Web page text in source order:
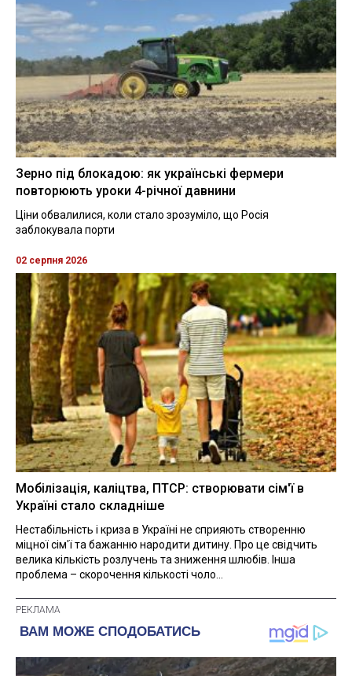
Зерно під блокадою: як українські фермери
повторюють уроки 4-річної давнини
Ціни обвалилися, коли стало зрозуміло, що Росія
заблокувала порти
02 серпня 2026
Мобілізація, каліцтва, ПТСР: створювати сім'ї в
Україні стало складніше
Нестабільність і криза в Україні не сприяють створенню
міцної сім'ї та бажанню народити дитину. Про це свідчить
велика кількість розлучень та зниження шлюбів. Інша
проблема – скорочення кількості чоло...